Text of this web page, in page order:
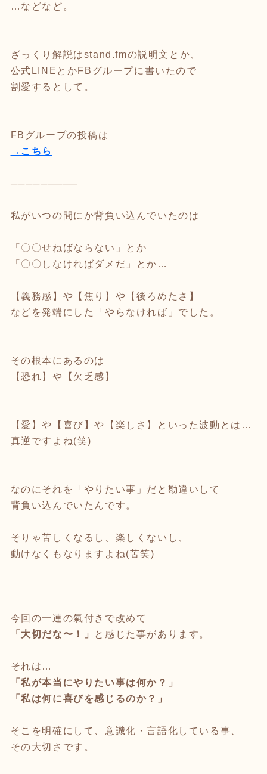
…などなど。
ざっくり解説はstand.fmの説明文とか、
公式LINEとかFBグループに書いたので
割愛するとして。
FBグループの投稿は
→こちら
─────────
私がいつの間にか背負い込んでいたのは
「〇〇せねばならない」とか
「〇〇しなければダメだ」とか…
【義務感】や【焦り】や【後ろめたさ】
などを発端にした「やらなければ」でした。
その根本にあるのは
【恐れ】や【欠乏感】
【愛】や【喜び】や【楽しさ】といった波動とは…
真逆ですよね(笑)
なのにそれを「やりたい事」だと勘違いして
背負い込んでいたんです。
そりゃ苦しくなるし、楽しくないし、
動けなくもなりますよね(苦笑)
今回の一連の氣付きで改めて
「大切だな〜！」 と感じた事があります。
それは…
「私が本当にやりたい事は何か？」
「私は何に喜びを感じるのか？」
そこを明確にして、意識化・言語化している事、
その大切さです。